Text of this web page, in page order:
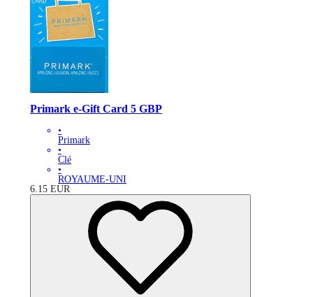
Primark e-Gift Card 5 GBP
•
Primark
•
Clé
•
ROYAUME-UNI
6.15 EUR